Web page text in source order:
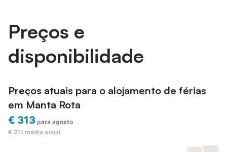
Preços e
disponibilidade
Preços atuais para o alojamento de férias
em Manta Rota
€ 313 para agosto
€ 211 média anual